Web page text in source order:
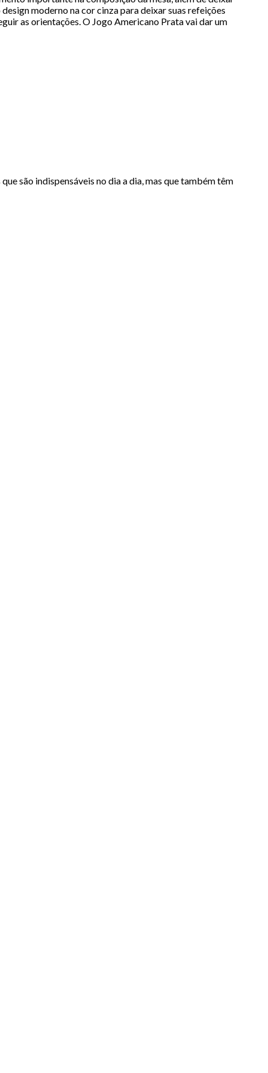
moderno na cor cinza para deixar suas refeições
as orientações. O Jogo Americano Prata vai dar um
são indispensáveis no dia a dia, mas que também têm